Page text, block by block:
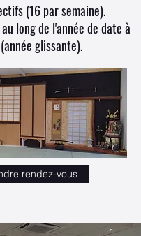
(16 par semaine).
long de l'année de date à
glissante).
rendez-vous